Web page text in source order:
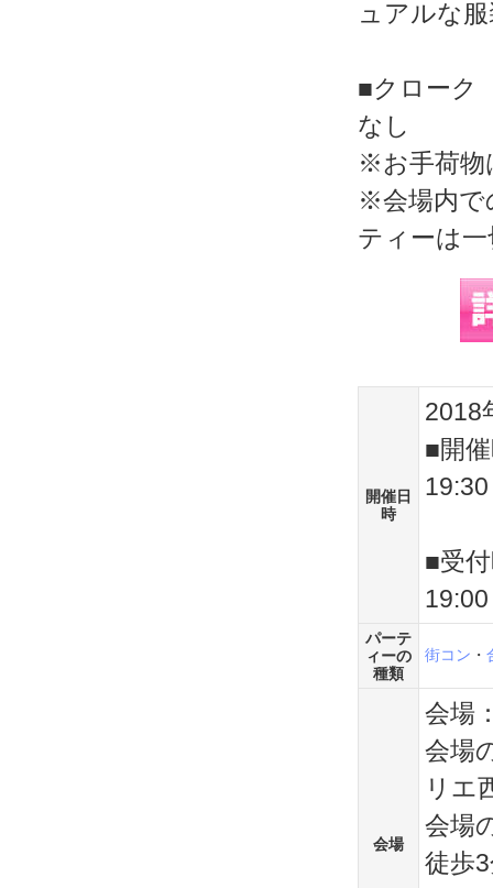
ュアルな
■クローク
なし
※お手荷物
※会場内で
ティーは
開催日
時
2018
■開
■受
パーテ
ィーの
種類
街コン ・
会場
会場
会場
リエ
会場
徒歩